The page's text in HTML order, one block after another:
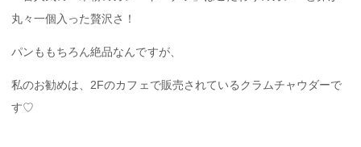
丸々一個入った贅沢さ！
パンももちろん絶品なんですが、
私のお勧めは、2Fのカフェで販売されているクラムチャウダーで
す♡